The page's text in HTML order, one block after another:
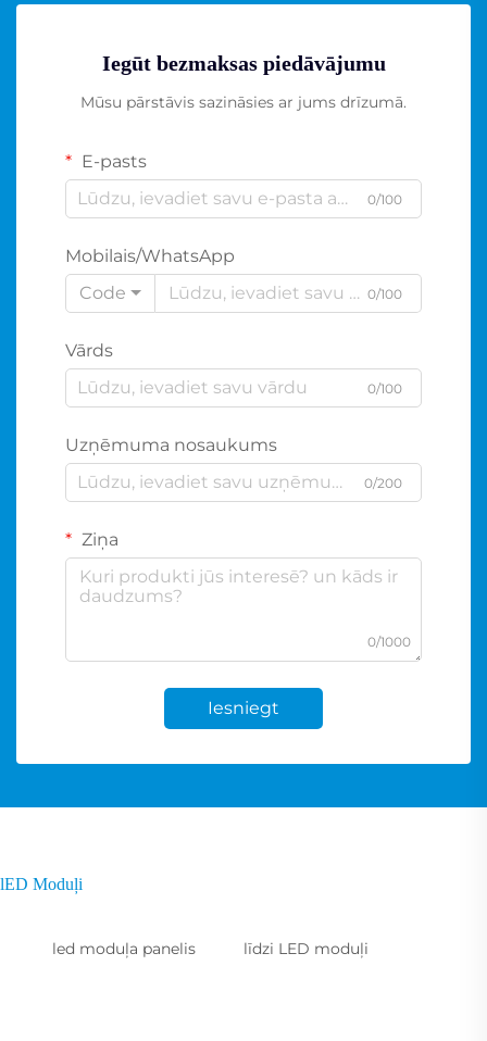
Iegūt bezmaksas piedāvājumu
Mūsu pārstāvis sazināsies ar jums drīzumā.
E-pasts
0/100
Mobilais/WhatsApp
Code
0/100
Vārds
0/100
Uzņēmuma nosaukums
0/200
Ziņa
0/1000
Iesniegt
lED Moduļi
led moduļa panelis līdzi LED moduļi